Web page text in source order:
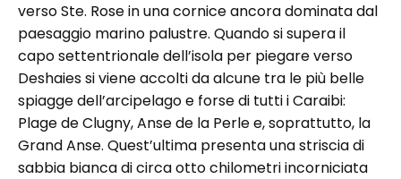
verso Ste. Rose in una cornice ancora dominata dal
paesaggio marino palustre. Quando si supera il
capo settentrionale dell’isola per piegare verso
Deshaies si viene accolti da alcune tra le più belle
spiagge dell’arcipelago e forse di tutti i Caraibi:
Plage de Clugny, Anse de la Perle e, soprattutto, la
Grand Anse. Quest’ultima presenta una striscia di
sabbia bianca di circa otto chilometri incorniciata